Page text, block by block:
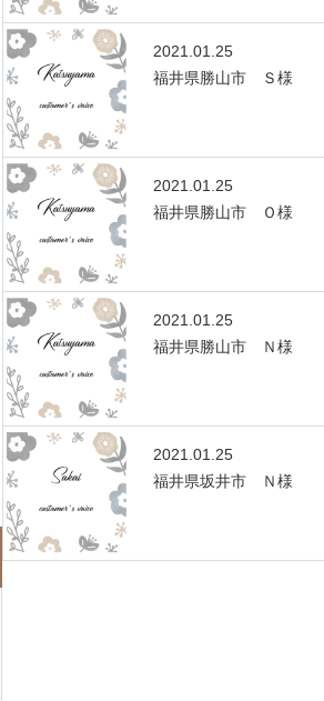
2021.01.25
福井県勝山市 Ｓ様
2021.01.25
福井県勝山市 Ｏ様
2021.01.25
福井県勝山市 Ｎ様
2021.01.25
福井県坂井市 Ｎ様